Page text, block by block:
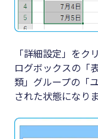
「詳細設定」を
ログボックスの「
類」グループの「
された状態になりま